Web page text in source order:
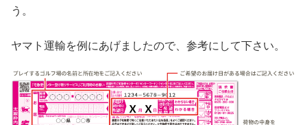
う。
ヤマト運輸を例にあげましたので、参考にして下さい。